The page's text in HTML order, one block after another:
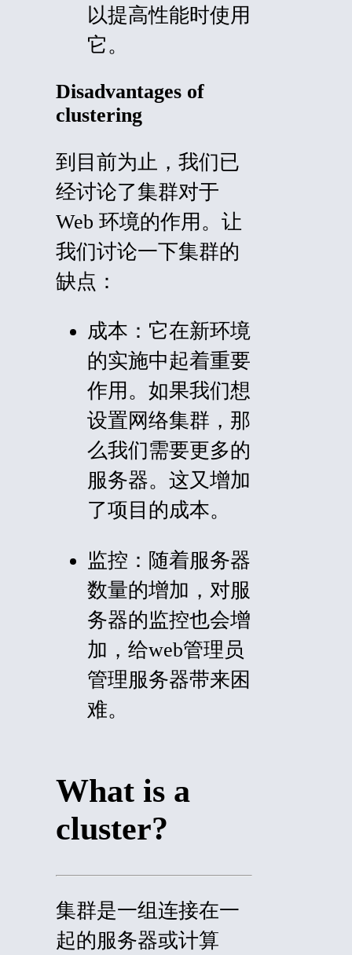
以提高性能时使用
它。
Disadvantages of
clustering
到目前为止，我们已
经讨论了集群对于
Web 环境的作用。让
我们讨论一下集群的
缺点：
成本： 它在新环境
的实施中起着重要
作用。如果我们想
设置网络集群，那
么我们需要更多的
服务器。这又增加
了项目的成本。
监控： 随着服务器
数量的增加，对服
务器的监控也会增
加，给web管理员
管理服务器带来困
难。
What is a
cluster?
集群是一组连接在一
起的服务器或计算